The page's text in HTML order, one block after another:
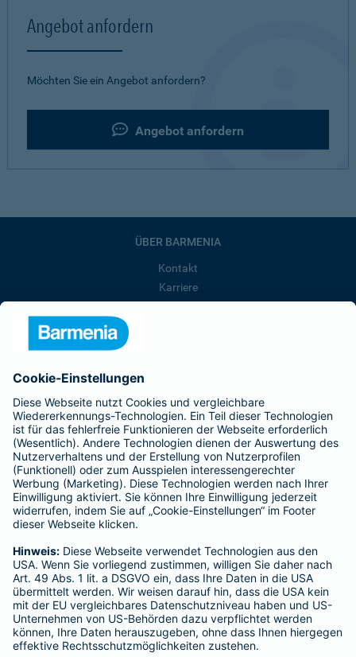
Angebot anfordern
Möchten Sie ein Angebot anfordern?
Angebot anfordern
ÜBER BARMENIA
Kontakt
Karriere
Presse
Barmenia ist Teil der BarmeniaGothaer
BELIEBTE SEITEN
Kranken-Zusatzversicherung
Tierversicherungen
Haftpflichtversicherung
Hausratversicherung
Adresse ändern
Schaden melden
Kilometerstandsmeldung
Serviceübersicht